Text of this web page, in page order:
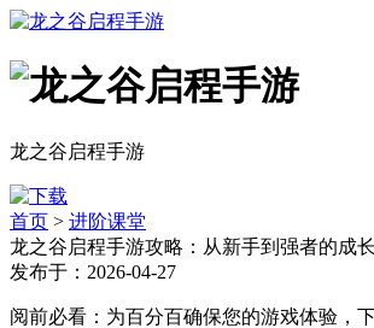
龙之谷启程手游
首页 > 进阶课堂
龙之谷启程手游攻略：从新手到强者的成
发布于：2026-04-27
阅前必看：为百分百确保您的游戏体验，